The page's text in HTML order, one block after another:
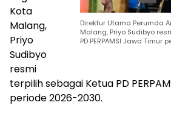
Direktur Utama Perumda
Malang, Priyo Sudibyo
PD PERPAMSI Jawa
Kota
Malang,
Priyo
Sudibyo
resmi
terpilih sebagai Ketua PD
periode 2026-2030.